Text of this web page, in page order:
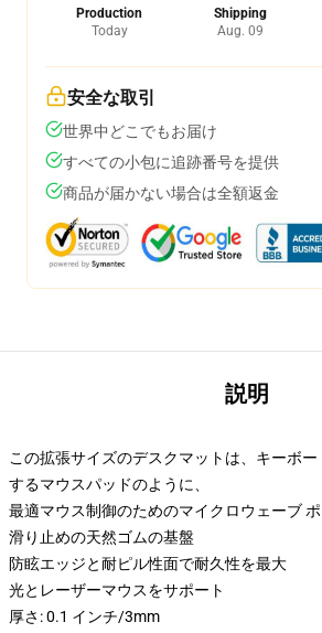
Production
Today
Shipping
Aug. 09
安全な取引
世界中どこでもお届け
すべての小包に追跡番号を提供
商品が届かない場合は全額返金
説明
この拡張サイズのデスクマットは、キーボ
するマウスパッドのように、
最適マウス制御のためのマイクロウェーブ
滑り止めの天然ゴムの基盤
防眩エッジと耐ピル性面で耐久性を最大
光とレーザーマウスをサポート
厚さ: 0.1 インチ/3mm